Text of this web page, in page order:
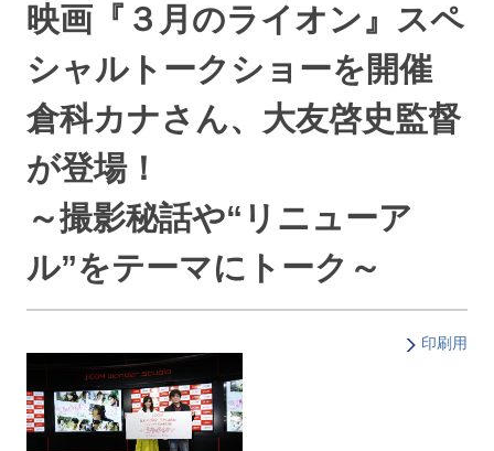
映画『３月のライオン』スペ
シャルトークショーを開催
倉科カナさん、大友啓史監督
が登場！
～撮影秘話や“リニューア
ル”をテーマにトーク～
印刷用